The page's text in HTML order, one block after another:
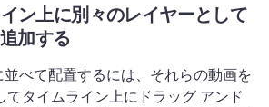
ン上に別々のレイヤーとして
加する
べて配置するには、それらの動画を
てタイムライン上にドラッグ アンド